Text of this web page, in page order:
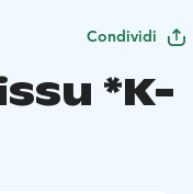
Condividi
*K-